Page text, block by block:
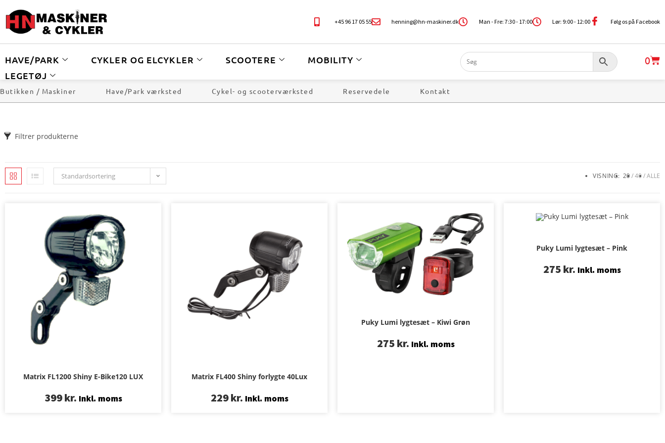
+45 96 17 05 55 henning@hn-maskiner.dk Man - Fre: 7:30 - 17:00 Lør: 9:00 - 12:00 Følg os på Facebook
HAVE/PARK CYKLER OG ELCYKLER SCOOTERE
MOBILITY
LEGETØJ
0
Butikken / Maskiner Have/Park værksted Cykel- og scooterværksted Reservedele Kontakt
Filtrer produkterne
Standardsortering VISNING: 20 40 ALLE
Matrix FL1200 Shiny E-Bike120 LUX
399kr. Inkl. moms
Matrix FL400 Shiny forlygte 40Lux
229kr. Inkl. moms
Puky Lumi lygtesæt – Kiwi Grøn
275 kr. Inkl. moms
Puky Lumi lygtesæt – Pink
275 kr. Inkl. moms